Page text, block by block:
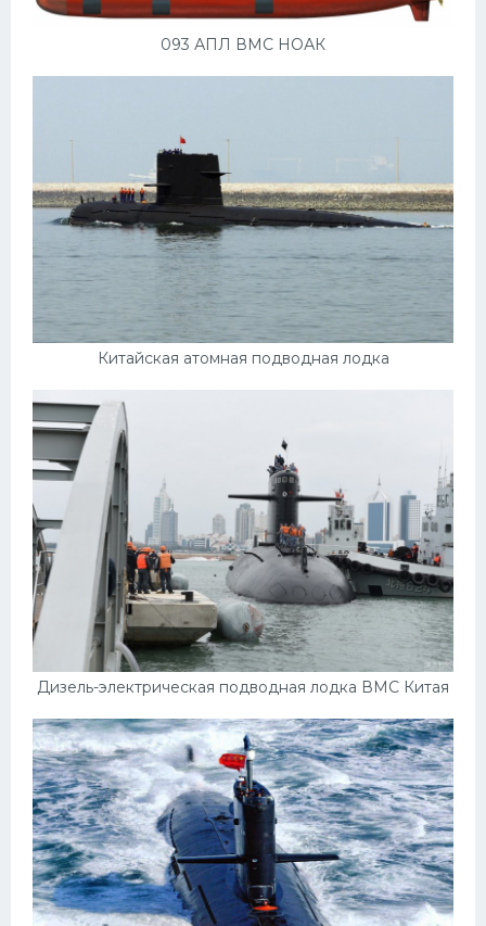
093 АПЛ ВМС НОАК
Китайская атомная подводная лодка
Дизель-электрическая подводная лодка ВМС Китая